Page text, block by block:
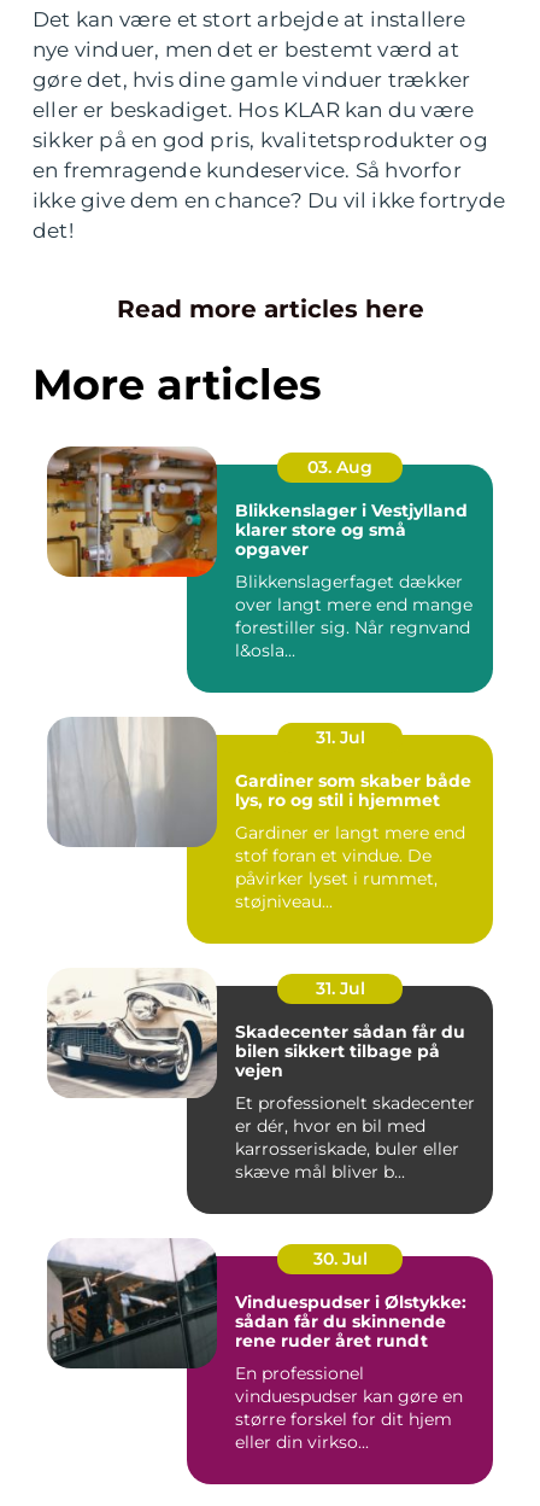
Det kan være et stort arbejde at installere
nye vinduer, men det er bestemt værd at
gøre det, hvis dine gamle vinduer trækker
eller er beskadiget. Hos KLAR kan du være
sikker på en god pris, kvalitetsprodukter og
en fremragende kundeservice. Så hvorfor
ikke give dem en chance? Du vil ikke fortryde
det!
Read more articles here
More articles
03. Aug
Blikkenslager i Vestjylland
klarer store og små
opgaver
Blikkenslagerfaget dækker
over langt mere end mange
forestiller sig. Når regnvand
l&osla...
31. Jul
Gardiner som skaber både
lys, ro og stil i hjemmet
Gardiner er langt mere end
stof foran et vindue. De
påvirker lyset i rummet,
støjniveau...
31. Jul
Skadecenter sådan får du
bilen sikkert tilbage på
vejen
Et professionelt skadecenter
er dér, hvor en bil med
karrosseriskade, buler eller
skæve mål bliver b...
30. Jul
Vinduespudser i Ølstykke:
sådan får du skinnende
rene ruder året rundt
En professionel
vinduespudser kan gøre en
større forskel for dit hjem
eller din virkso...